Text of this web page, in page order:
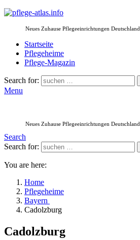
Neues Zuhause Pflegeeinrichtungen Deutschland
Startseite
Pflegeheime
Pflege-Magazin
Search for:
Menu
Neues Zuhause Pflegeeinrichtungen Deutschland
Search
Search for:
You are here:
Home
Pflegeheime
Bayern
Cadolzburg
Cadolzburg